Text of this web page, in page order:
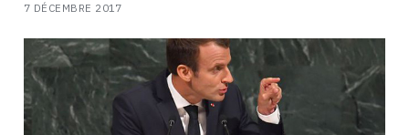
7 DÉCEMBRE 2017